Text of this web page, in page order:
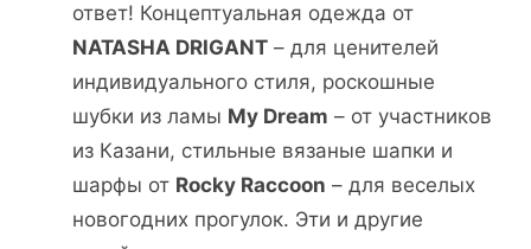
ответ! Концептуальная одежда от
NATASHA DRIGANT– для ценителей
индивидуального стиля, роскошные
шубки из ламы My Dream – от участников
из Казани, стильные вязаные шапки и
шарфы от Rocky Raccoon – для веселых
новогодних прогулок. Эти и другие